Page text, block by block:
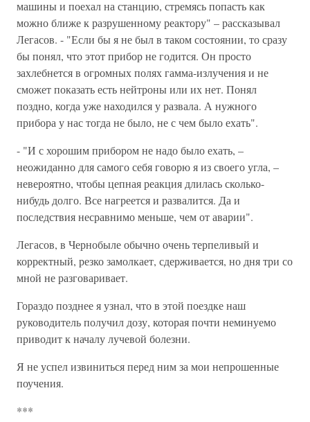
машины и поехал на станцию, стремясь попасть как
можно ближе к разрушенному реактору" – рассказывал
Легасов. - "Если бы я не был в таком состоянии, то сразу
бы понял, что этот прибор не годится. Он просто
захлебнется в огромных полях гамма-излучения и не
сможет показать есть нейтроны или их нет. Понял
поздно, когда уже находился у развала. А нужного
прибора у нас тогда не было, не с чем было ехать".
- "И с хорошим прибором не надо было ехать, –
неожиданно для самого себя говорю я из своего угла, –
невероятно, чтобы цепная реакция длилась сколько-
нибудь долго. Все нагреется и развалится. Да и
последствия несравнимо меньше, чем от аварии".
Легасов, в Чернобыле обычно очень терпеливый и
корректный, резко замолкает, сдерживается, но дня три со
мной не разговаривает.
Гораздо позднее я узнал, что в этой поездке наш
руководитель получил дозу, которая почти неминуемо
приводит к началу лучевой болезни.
Я не успел извиниться перед ним за мои непрошенные
поучения.
***